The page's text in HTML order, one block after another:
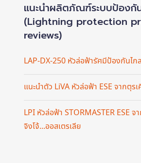
แนะนำผลิตภัณฑ์ระบบป้องกั
(Lightning protection
reviews)
LAP-DX-250 หัวล่อฟ้ารัศมีป้องกันไก
แนะนำตัว LiVA หัวล่อฟ้า ESE จากตุร
LPI หัวล่อฟ้า STORMASTER ESE
จิงโจ้...ออสเตรเลีย